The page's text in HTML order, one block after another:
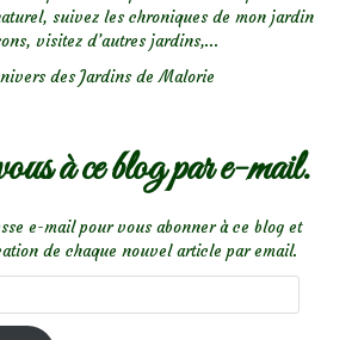
suivez les chroniques de mon jardin
visitez d’autres jardins,...
des Jardins de Malorie
à ce blog par e-mail.
e-mail pour vous abonner à ce blog et
de chaque nouvel article par email.